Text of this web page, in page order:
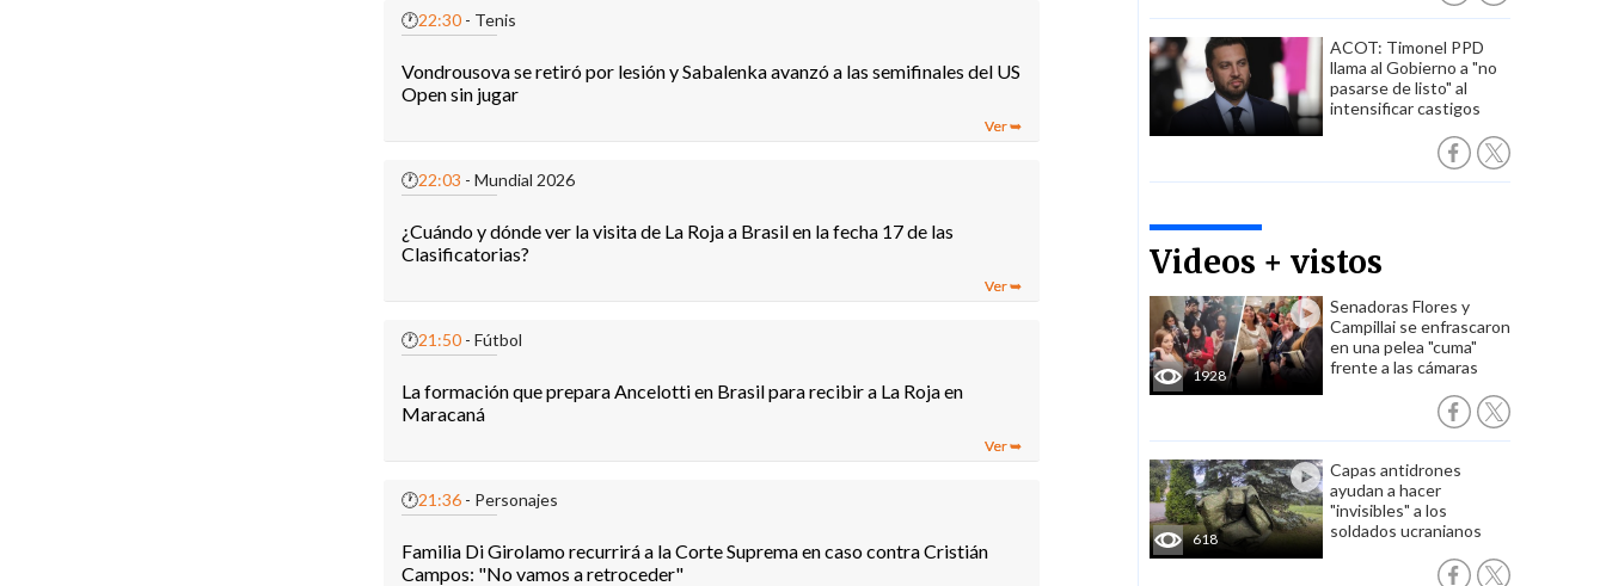
🕐22:30- Tenis
Vondrousova se retiró por lesión y Sabalenka avanzó a las semifinales del US
Open sin jugar
🕐22:03 - Mundial 2026
¿Cuándo y dónde ver la visita de La Roja a Brasil en la fecha 17 de las
Clasificatorias?
🕐21:50- Fútbol
La formación que prepara Ancelotti en Brasil para recibir a La Roja en
Maracaná
🕐21:36- Personajes
Familia Di Girolamo recurrirá a la Corte Suprema en caso contra Cristián
Campos: "No vamos a retroceder"
ACOT: Timonel PPD
llama al Gobierno a "no
pasarse de listo" al
intensificar castigos
Videos + vistos
1928
Senadoras Flores y
Campillai se enfrascaron
en una pelea "cuma"
frente a las cámaras
618
Capas antidrones
ayudan a hacer
"invisibles" a los
soldados ucranianos